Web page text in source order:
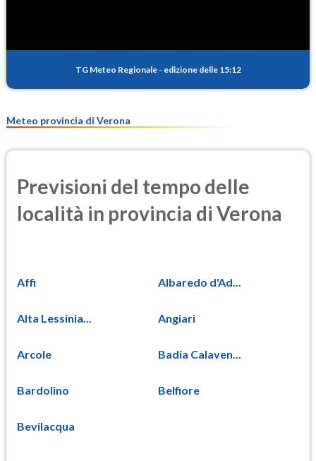
TG Meteo Regionale - edizione delle 15:12
Meteo provincia di Verona
Previsioni del tempo delle
località in provincia di Verona
Affi Albaredo d'Ad...
Alta Lessinia... Angiari
Arcole Badia Calaven...
Bardolino Belfiore
Bevilacqua